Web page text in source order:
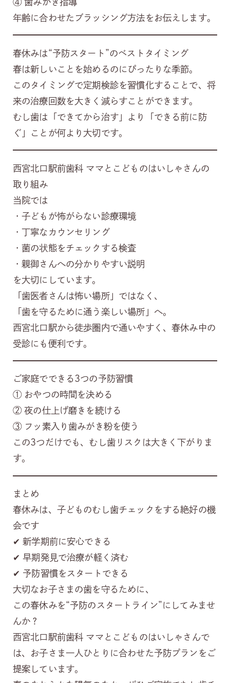
年齢に合わせたブラッシング方法をお伝えします。
春休みは“予防スタート”のベストタイミング
春は新しいことを始めるのにぴったりな季節。
このタイミングで定期検診を習慣化することで、将
来の治療回数を大きく減らすことができます。
むし歯は「できてから治す」より「できる前に防
ぐ」ことが何より大切です。
西宮北口駅前歯科 ママとこどものはいしゃさんの
取り組み
当院では
・子どもが怖がらない診療環境
・丁寧なカウンセリング
・菌の状態をチェックする検査
・親御さんへの分かりやすい説明
を大切にしています。
「歯医者さんは怖い場所」ではなく、
「歯を守るために通う楽しい場所」へ。
西宮北口駅から徒歩圏内で通いやすく、春休み中の
受診にも便利です。
ご家庭でできる3つの予防習慣
① おやつの時間を決める
② 夜の仕上げ磨きを続ける
③ フッ素入り歯みがき粉を使う
この3つだけでも、むし歯リスクは大きく下がりま
す。
まとめ
春休みは、子どものむし歯チェックをする絶好の機
会です
✔ 新学期前に安心できる
✔ 早期発見で治療が軽く済む
✔ 予防習慣をスタートできる
大切なお子さまの歯を守るために、
この春休みを“予防のスタートライン”にしてみませ
んか？
西宮北口駅前歯科 ママとこどものはいしゃさんで
は、お子さま一人ひとりに合わせた予防プランをご
提案しています。